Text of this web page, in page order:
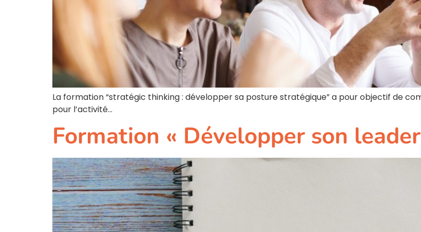
La formation “stratégic thinking : développer sa posture stratégique” a pour objectif de
pour l’activité…
Formation « Développer son